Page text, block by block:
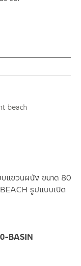
บแขวนผนัง ขนาด 80
รูปแบบเปิด
BASIN
beach